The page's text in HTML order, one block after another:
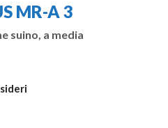
MR-A 3
suino, a media